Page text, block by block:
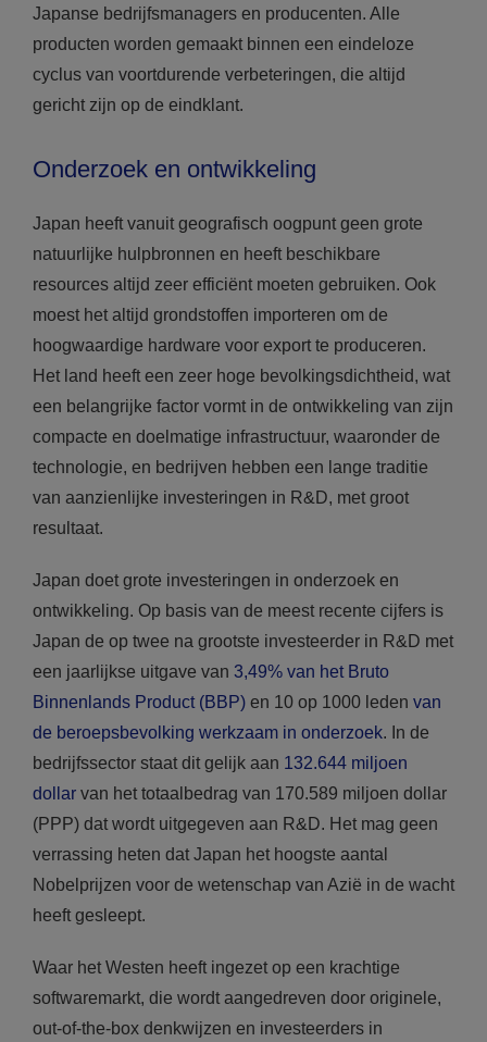
Japanse bedrijfsmanagers en producenten. Alle
producten worden gemaakt binnen een eindeloze
cyclus van voortdurende verbeteringen, die altijd
gericht zijn op de eindklant.
Onderzoek en ontwikkeling
Japan heeft vanuit geografisch oogpunt geen grote
natuurlijke hulpbronnen en heeft beschikbare
resources altijd zeer efficiënt moeten gebruiken. Ook
moest het altijd grondstoffen importeren om de
hoogwaardige hardware voor export te produceren.
Het land heeft een zeer hoge bevolkingsdichtheid, wat
een belangrijke factor vormt in de ontwikkeling van zijn
compacte en doelmatige infrastructuur, waaronder de
technologie, en bedrijven hebben een lange traditie
van aanzienlijke investeringen in R&D, met groot
resultaat.
Japan doet grote investeringen in onderzoek en
ontwikkeling. Op basis van de meest recente cijfers is
Japan de op twee na grootste investeerder in R&D met
een jaarlijkse uitgave van 3,49% van het Bruto
Binnenlands Product (BBP)en 10 op 1000 leden van
de beroepsbevolking werkzaam in onderzoek. In de
bedrijfssector staat dit gelijk aan 132.644 miljoen
dollarvan het totaalbedrag van 170.589 miljoen dollar
(PPP) dat wordt uitgegeven aan R&D. Het mag geen
verrassing heten dat Japan het hoogste aantal
Nobelprijzen voor de wetenschap van Azië in de wacht
heeft gesleept.
Waar het Westen heeft ingezet op een krachtige
softwaremarkt, die wordt aangedreven door originele,
out-of-the-box denkwijzen en investeerders in